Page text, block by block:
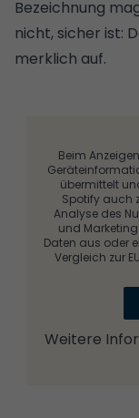
Bezeichnung
nicht, sicher ist:
merklich auf.
Beim
übermittelt
Spotify auch
Analyse des
und
Daten aus oder
Vergleich zur
Weitere